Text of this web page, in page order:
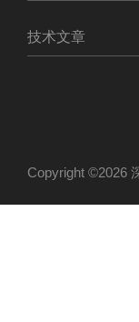
技术文章
Copyright ©2026